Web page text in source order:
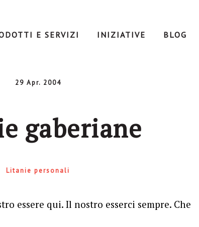
E SERVIZI INIZIATIVE BLOG
29 Apr. 2004
gaberiane
Litanie personali
essere qui. Il nostro esserci sempre. Che